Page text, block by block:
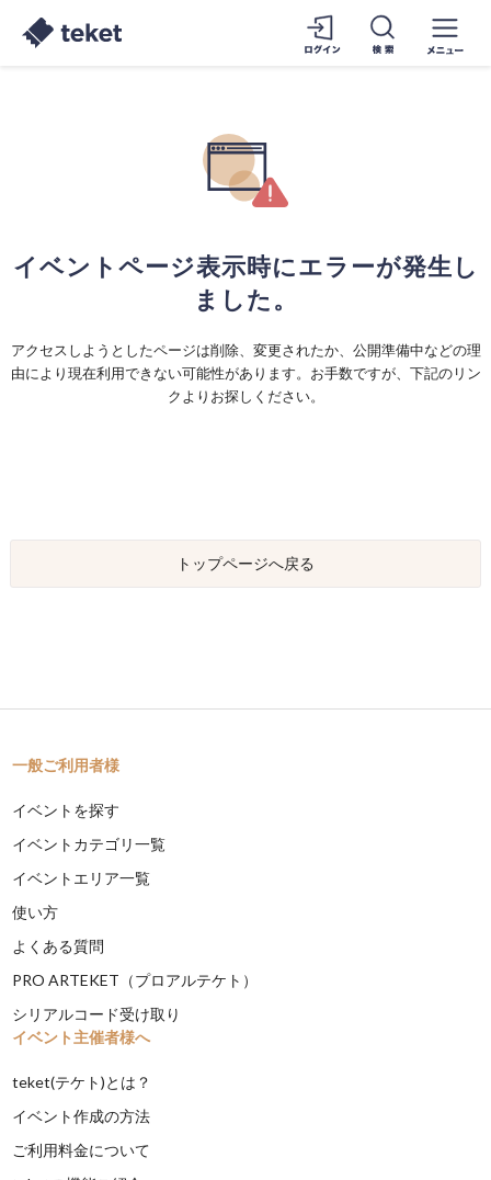
イベントページ表示時にエラーが発生し
ました。
アクセスしようとしたページは削除、変更されたか、公開準備中などの理
由により現在利用できない可能性があります。お手数ですが、下記のリン
クよりお探しください。
トップページへ戻る
一般ご利用者様
イベントを探す
イベントカテゴリ一覧
イベントエリア一覧
使い方
よくある質問
PRO ARTEKET（プロアルテケト）
シリアルコード受け取り
イベント主催者様へ
teket(テケト)とは？
イベント作成の方法
ご利用料金について